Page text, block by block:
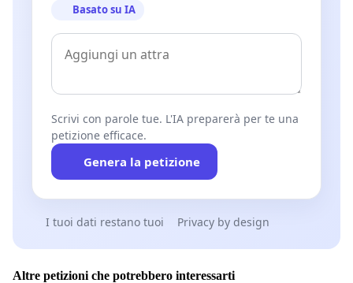
Basato su IA
Scrivi con parole tue. L'IA preparerà per te una
petizione efficace.
Genera la petizione
I tuoi dati restano tuoi Privacy by design
Altre petizioni che potrebbero interessarti